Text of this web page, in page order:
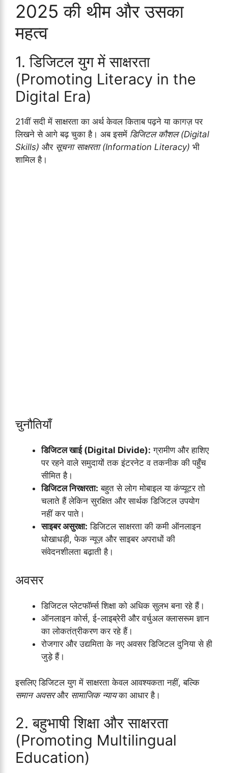
2025 की थीम और उसका
महत्व
1. डिजिटल युग में साक्षरता
(Promoting Literacy in the
Digital Era)
21वीं सदी में साक्षरता का अर्थ केवल किताब पढ़ने या कागज़ पर
लिखने से आगे बढ़ चुका है। अब इसमें डिजिटल कौशल (Digital
Skills) और सूचना साक्षरता (Information Literacy) भी
शामिल है।
चुनौतियाँ
डिजिटल खाई (Digital Divide): ग्रामीण और हाशिए
पर रहने वाले समुदायों तक इंटरनेट व तकनीक की पहुँच
सीमित है।
डिजिटल निरक्षरता: बहुत से लोग मोबाइल या कंप्यूटर तो
चलाते हैं लेकिन सुरक्षित और सार्थक डिजिटल उपयोग
नहीं कर पाते।
साइबर असुरक्षा: डिजिटल साक्षरता की कमी ऑनलाइन
धोखाधड़ी, फेक न्यूज़ और साइबर अपराधों की
संवेदनशीलता बढ़ाती है।
अवसर
डिजिटल प्लेटफॉर्म्स शिक्षा को अधिक सुलभ बना रहे हैं।
ऑनलाइन कोर्स, ई-लाइब्रेरी और वर्चुअल क्लासरूम ज्ञान
का लोकतंत्रीकरण कर रहे हैं।
रोजगार और उद्यमिता के नए अवसर डिजिटल दुनिया से ही
जुड़े हैं।
इसलिए डिजिटल युग में साक्षरता केवल आवश्यकता नहीं, बल्कि
समान अवसरऔर सामाजिक न्यायका आधार है।
2. बहुभाषी शिक्षा और साक्षरता
(Promoting Multilingual
Education)